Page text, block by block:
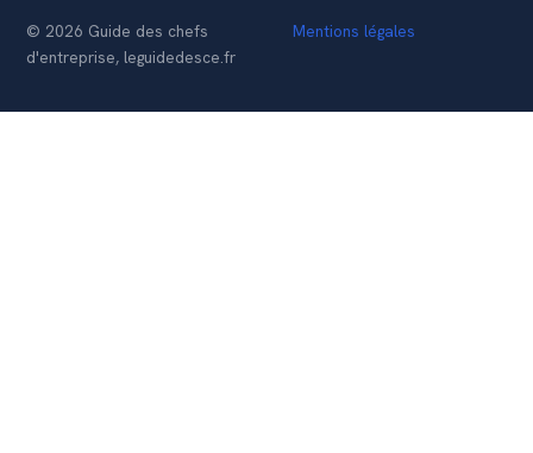
© 2026 Guide des chefs
d'entreprise, leguidedesce.fr
Mentions légales